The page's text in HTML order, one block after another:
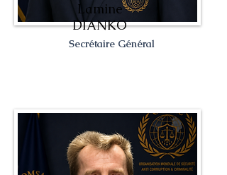
Lamine
DIANKO
Secrétaire Général